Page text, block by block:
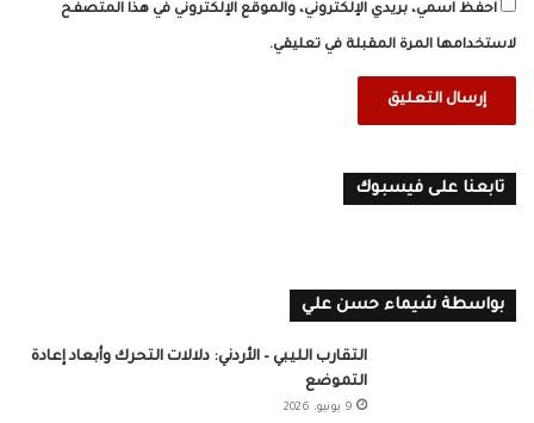
احفظ اسمي، بريدي الإلكتروني، والموقع الإلكتروني في هذا المتصفح
لاستخدامها المرة المقبلة في تعليقي.
تابعنا على فيسبوك
بواسطة شيماء حسن علي
التقارب الليبي – الأردني: دلالات التحرك وأبعاد إعادة
التموضع
9 يونيو، 2026